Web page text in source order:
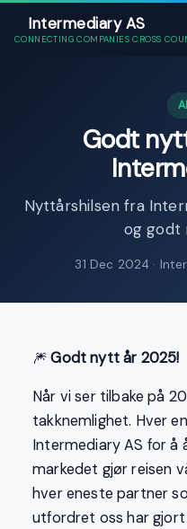
Intermediary AS
CONNECTING COMPANIES CROSS
Godt
Nyttårshilsen fra
og godt
31 Dec 2024 ·
🎆Godt nytt år 2025!
Når vi ser tilbake på
takknemlighet. Hver
Intermediary AS for å
markedet gjør reisen
hver eneste partner
utfordret oss har gjort